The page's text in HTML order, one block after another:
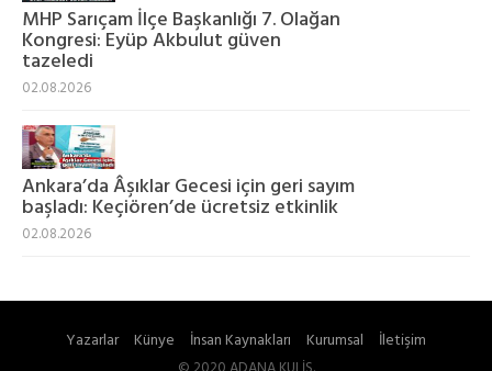
MHP Sarıçam İlçe Başkanlığı 7. Olağan
Kongresi: Eyüp Akbulut güven
tazeledi
02.08.2026
Ankara’da Âşıklar Gecesi için geri sayım
başladı: Keçiören’de ücretsiz etkinlik
02.08.2026
Yazarlar Künye İnsan Kaynakları Kurumsal İletişim